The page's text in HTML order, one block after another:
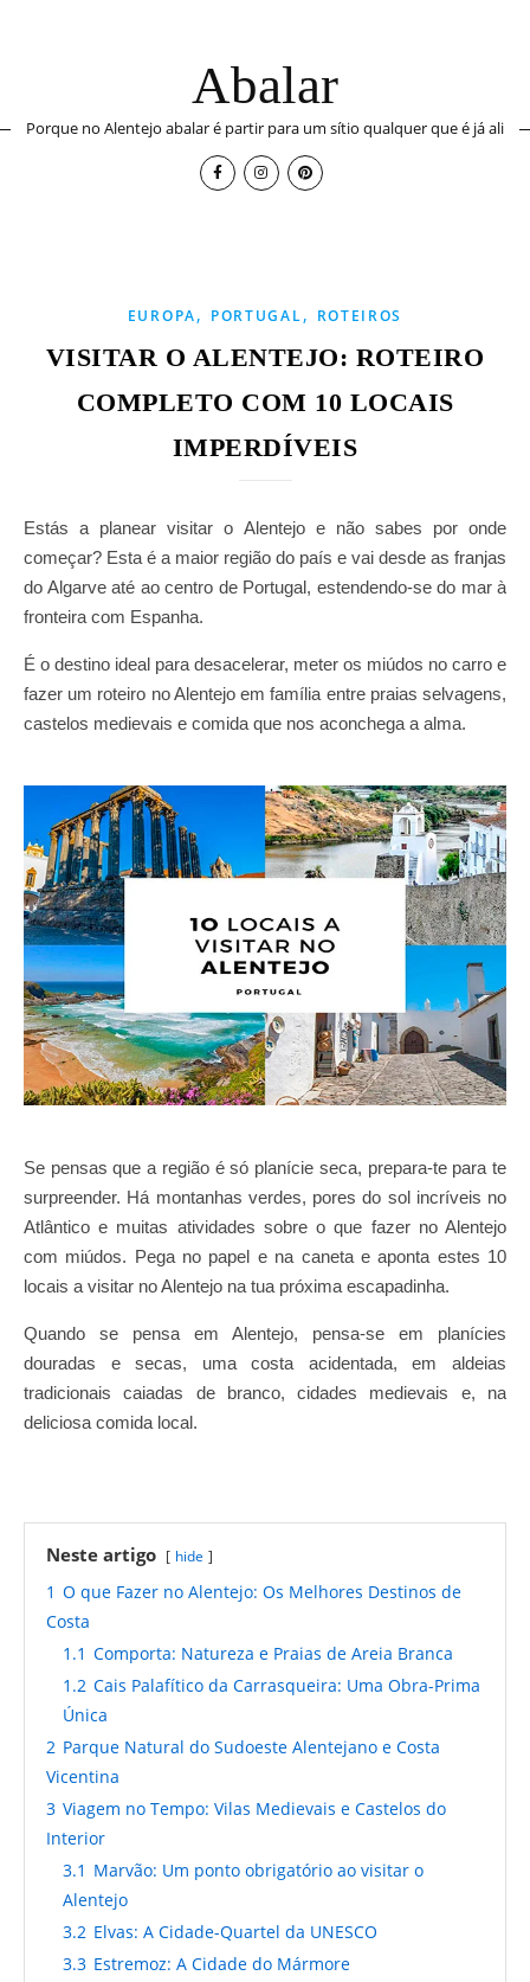
Abalar
Porque no Alentejo abalar é partir para um sítio qualquer que é já ali
EUROPA, PORTUGAL, ROTEIROS
VISITAR O ALENTEJO: ROTEIRO
COMPLETO COM 10 LOCAIS
IMPERDÍVEIS
Estás a planear visitar o Alentejo e não sabes por onde
começar? Esta é a maior região do país e vai desde as franjas
do Algarve até ao centro de Portugal, estendendo-se do mar à
fronteira com Espanha.
É o destino ideal para desacelerar, meter os miúdos no carro e
fazer um roteiro no Alentejo em família entre praias selvagens,
castelos medievais e comida que nos aconchega a alma.
Se pensas que a região é só planície seca, prepara-te para te
surpreender. Há montanhas verdes, pores do sol incríveis no
Atlântico e muitas atividades sobre o que fazer no Alentejo
com miúdos. Pega no papel e na caneta e aponta estes 10
locais a visitar no Alentejo na tua próxima escapadinha.
Quando se pensa em Alentejo, pensa-se em planícies
douradas e secas, uma costa acidentada, em aldeias
tradicionais caiadas de branco, cidades medievais e, na
deliciosa comida local.
Neste artigo hide
1 O que Fazer no Alentejo: Os Melhores Destinos de
Costa
1.1 Comporta: Natureza e Praias de Areia Branca
1.2 Cais Palafítico da Carrasqueira: Uma Obra-Prima
Única
2 Parque Natural do Sudoeste Alentejano e Costa
Vicentina
3 Viagem no Tempo: Vilas Medievais e Castelos do
Interior
3.1 Marvão: Um ponto obrigatório ao visitar o
Alentejo
3.2 Elvas: A Cidade-Quartel da UNESCO
3.3 Estremoz: A Cidade do Mármore